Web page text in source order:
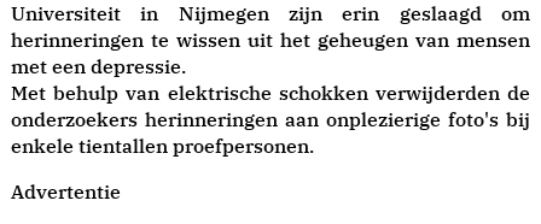
Universiteit in Nijmegen zijn erin geslaagd om
herinneringen te wissen uit het geheugen van mensen
met een depressie.
Met behulp van elektrische schokken verwijderden de
onderzoekers herinneringen aan onplezierige foto's bij
enkele tientallen proefpersonen.
Advertentie